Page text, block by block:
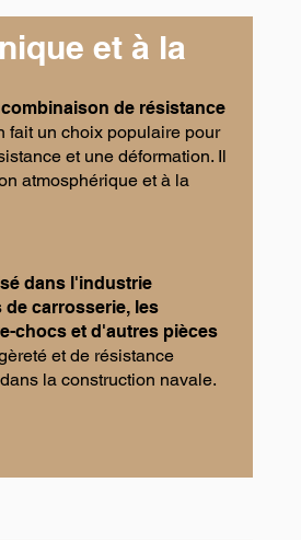
et à la
de résistance
fait un choix populaire pour
et une déformation. Il
atmosphérique et à la
dans l'industrie
carrosserie, les
chocs et d'autres pièces
et de résistance
la construction navale.